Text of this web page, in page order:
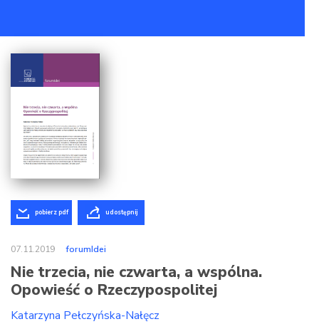
pobierz pdf udostępnij
07.11.2019 forumIdei
Nie trzecia, nie czwarta, a wspólna.
Opowieść o Rzeczypospolitej
Katarzyna Pełczyńska-Nałęcz